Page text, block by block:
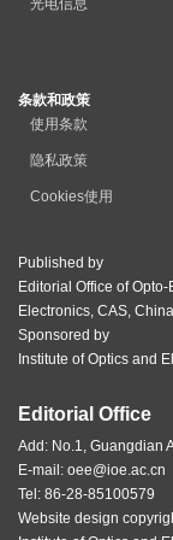
光电信息
条款和政策
使用条款
隐私政策
Cookies使用
Published by
Editorial Office of
Electronics, CAS, China
Sponsored by
Institute of Optics and
Editorial Office
Add: No.1, Guangdian
E-mail: oee@ioe.ac.cn
Tel: 86-28-85100579
Website design